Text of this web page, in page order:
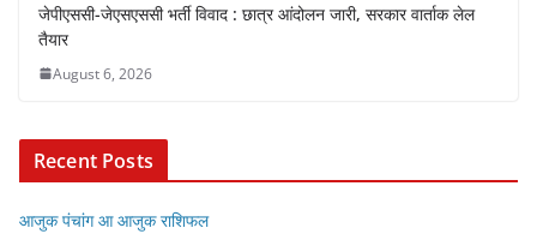
जेपीएससी-जेएसएससी भर्ती विवाद : छात्र आंदोलन जारी, सरकार वार्ताक लेल
तैयार
August 6, 2026
Recent Posts
आजुक पंचांग आ आजुक राशिफल